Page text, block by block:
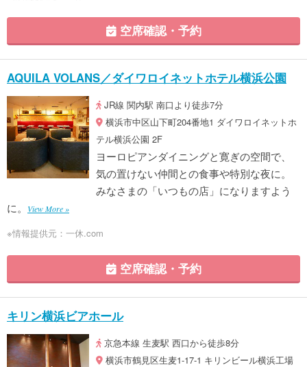
空席確認・予約
AQUILA VOLANS／ダイワロイネットホテル横浜公園
JR線 関内駅 南口より徒歩7分
横浜市中区山下町204番地1 ダイワロイネットホ
テル横浜公園 2F
ヨーロピアンダイニングと寛ぎの空間で、
気の置けない仲間との食事や特別な夜に。
みなさまの「いつもの店」になりますよう
に。
View More »
※情報提供元：一休.com
空席確認・予約
キリン横浜ビアホール
京急本線 生麦駅 西口から徒歩8分
横浜市鶴見区生麦1-17-1 キリンビール横浜工場